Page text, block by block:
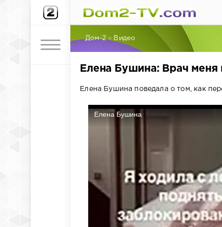
Дом-2 » Видео
Елена Бушина: Врач
Елена Бушина поведала о том, как